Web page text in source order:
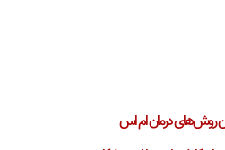
روش‌های درمان ام اس